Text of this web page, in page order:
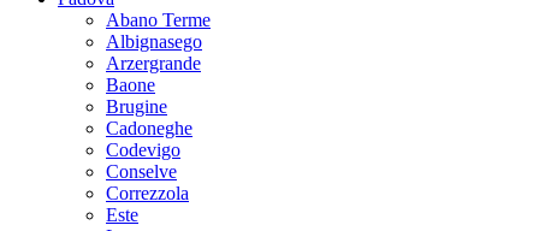
Abano Terme
Albignasego
Arzergrande
Baone
Brugine
Cadoneghe
Codevigo
Conselve
Correzzola
Este